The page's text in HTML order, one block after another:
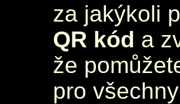
za jakýkoli
QR kód a
že
pro